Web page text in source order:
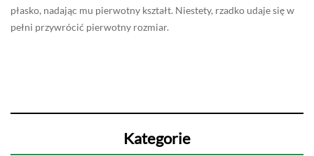
płasko, nadając mu pierwotny kształt. Niestety, rzadko udaje się w
pełni przywrócić pierwotny rozmiar.
Kategorie